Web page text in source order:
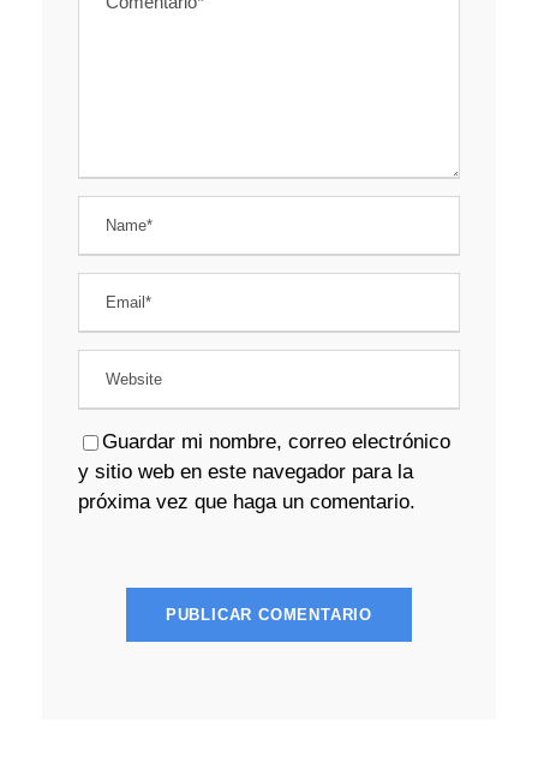
Guardar mi nombre, correo electrónico
y sitio web en este navegador para la
próxima vez que haga un comentario.